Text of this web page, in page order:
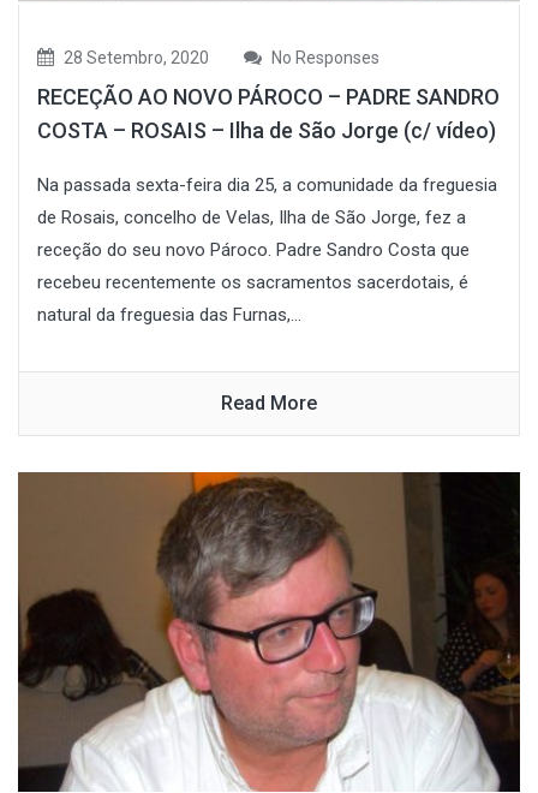
28 Setembro, 2020 No Responses
RECEÇÃO AO NOVO PÁROCO – PADRE SANDRO
COSTA – ROSAIS – Ilha de São Jorge (c/ vídeo)
Na passada sexta-feira dia 25, a comunidade da freguesia
de Rosais, concelho de Velas, Ilha de São Jorge, fez a
receção do seu novo Pároco. Padre Sandro Costa que
recebeu recentemente os sacramentos sacerdotais, é
natural da freguesia das Furnas,...
Read More